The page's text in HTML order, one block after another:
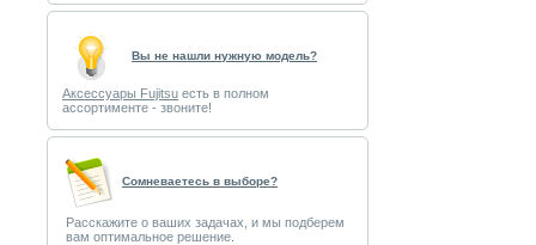
Вы не нашли нужную модель?
Аксессуары Fujitsu есть в полном
ассортименте - звоните!
Cомневаетесь в выборе?
Расскажите о ваших задачах, и мы подберем
вам оптимальное решение.